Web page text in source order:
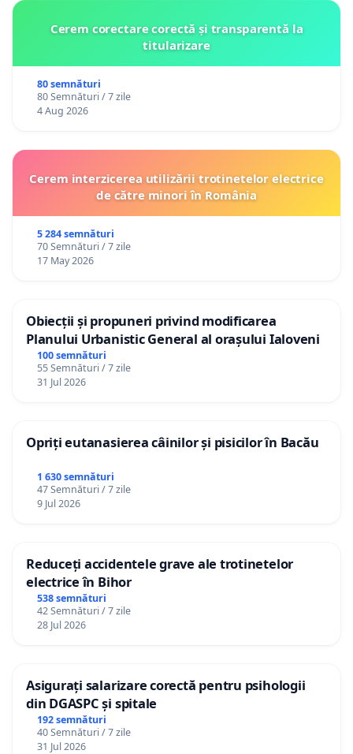
Cerem corectare corectă și transparentă la
titularizare
80 semnături
80 Semnături / 7 zile
4 Aug 2026
Cerem interzicerea utilizării trotinetelor electrice
de către minori în România
5 284 semnături
70 Semnături / 7 zile
17 May 2026
Obiecții și propuneri privind modificarea
Planului Urbanistic General al orașului Ialoveni
100 semnături
55 Semnături / 7 zile
31 Jul 2026
Opriți eutanasierea câinilor și pisicilor în Bacău
1 630 semnături
47 Semnături / 7 zile
9 Jul 2026
Reduceți accidentele grave ale trotinetelor
electrice în Bihor
538 semnături
42 Semnături / 7 zile
28 Jul 2026
Asigurați salarizare corectă pentru psihologii
din DGASPC și spitale
192 semnături
40 Semnături / 7 zile
31 Jul 2026